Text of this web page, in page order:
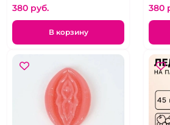
380 pуб.
В корзину
380